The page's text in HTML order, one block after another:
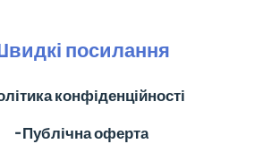
посилання
конфіденційності
╶ Публічна оферта